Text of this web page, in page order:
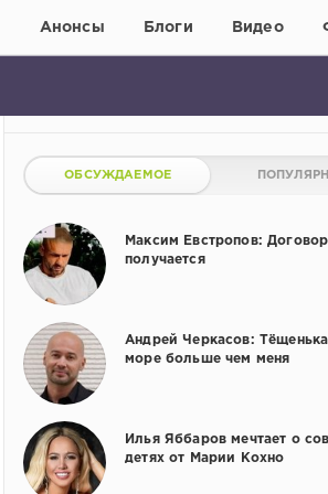
Анонсы Блоги Видео
ОБСУЖДАЕМОЕ
Максим Евстропов:
получается
Андрей Черкасов:
море больше чем меня
Илья Яббаров мечтает о
детях от Марии Кохно